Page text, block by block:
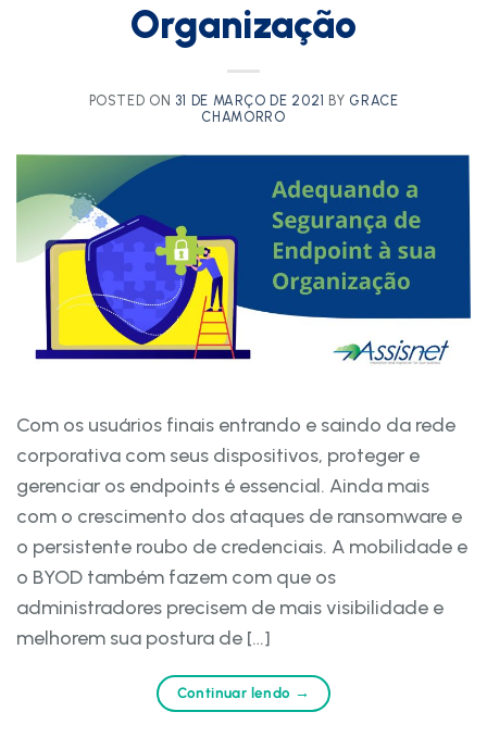
Organização
POSTED ON 31 DE MARÇO DE 2021 BY GRACE
CHAMORRO
Com os usuários finais entrando e saindo da rede
corporativa com seus dispositivos, proteger e
gerenciar os endpoints é essencial. Ainda mais
com o crescimento dos ataques de ransomware e
o persistente roubo de credenciais. A mobilidade e
o BYOD também fazem com que os
administradores precisem de mais visibilidade e
melhorem sua postura de […]
Continuar lendo →